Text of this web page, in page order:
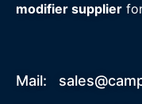
modifier supplier
Mail: